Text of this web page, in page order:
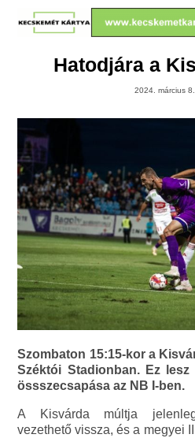
Hatodjára a
2024. március
Szombaton 15:15-kor a
Széktói Stadionban. Ez
össszecsapása az NB I-ben.
A Kisvárda múltja
vezethető vissza, és a megyei